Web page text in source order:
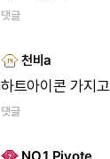
댓글
천비a
하트아이콘 가지고
댓글